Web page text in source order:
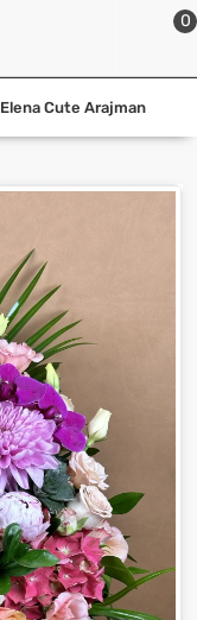
0
Elena Cute Arajman